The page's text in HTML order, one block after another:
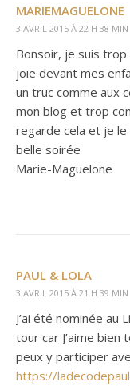
MARIEMAGUELONE
3 AVRIL 2015 À 22 H 38 MIN
Bonsoir, je suis trop
joie devant mes
un truc comme aux
mon blog et trop
regarde cela et je
belle soirée
Marie-Maguelone
PAUL & LOLA
3 AVRIL 2015 À 21 H 39 MIN
J’ai été nominée au
tour car J’aime
peux y participer
https://